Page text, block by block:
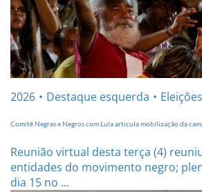
2026 Destaque esquerda Eleições
Comitê Negras e Negros com Lula articula mobilização da
Reunião virtual desta terça (4)
entidades do movimento negro;
dia 15 no ...